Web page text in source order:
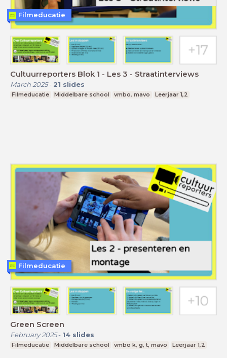
Cultuurreporters Blok 1 - Les 3 - Straatinterviews
March 2025- 21 slides
Filmeducatie Middelbare school vmbo, mavo Leerjaar 1,2
Filmeducatie
Green Screen
February 2025- 14 slides
Filmeducatie Middelbare school vmbo k, g, t, mavo Leerjaar 1,2
Filmeducatie